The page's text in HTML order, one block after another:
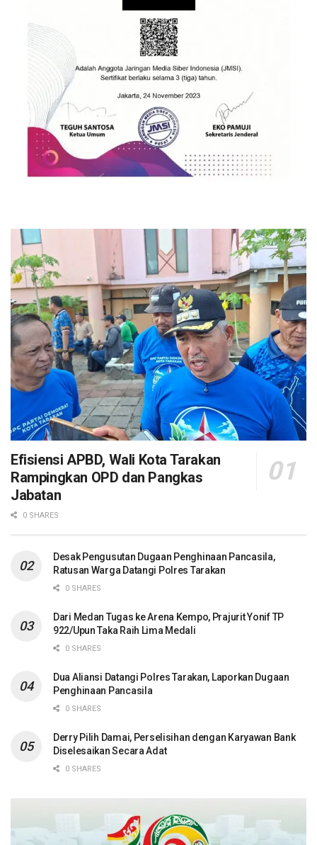
Efisiensi APBD, Wali Kota Tarakan
Rampingkan OPD dan Pangkas
Jabatan
0 SHARES
Desak Pengusutan Dugaan Penghinaan Pancasila,
Ratusan Warga Datangi Polres Tarakan
0 SHARES
Dari Medan Tugas ke Arena Kempo, Prajurit Yonif TP
922/Upun Taka Raih Lima Medali
0 SHARES
Dua Aliansi Datangi Polres Tarakan, Laporkan Dugaan
Penghinaan Pancasila
0 SHARES
Derry Pilih Damai, Perselisihan dengan Karyawan Bank
Diselesaikan Secara Adat
0 SHARES